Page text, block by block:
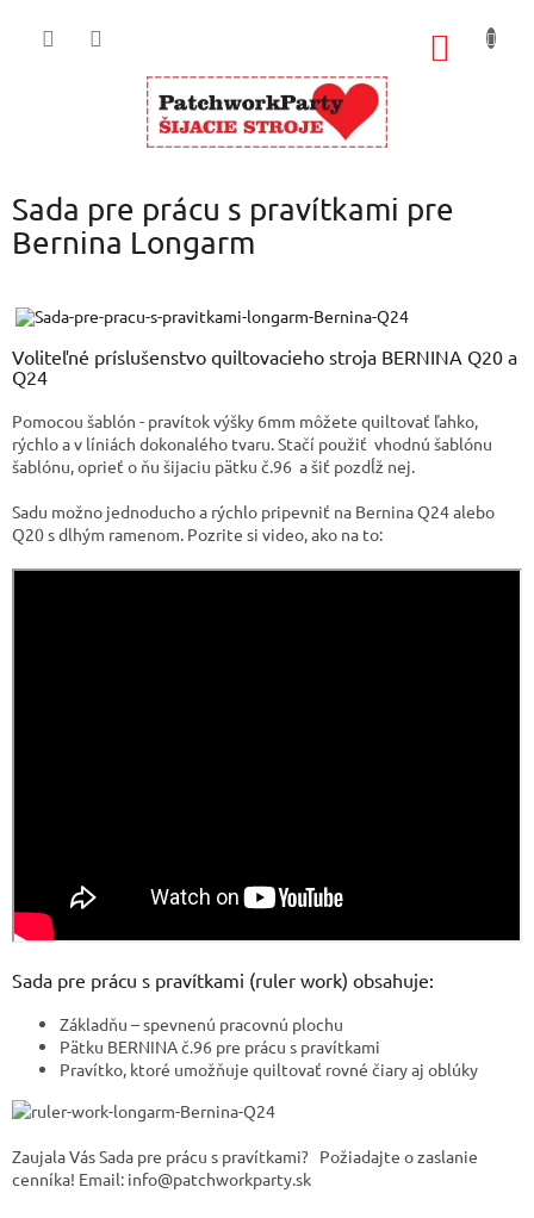
Sada pre prácu s pravítkami pre
Bernina Longarm
Voliteľné príslušenstvo quiltovacieho stroja BERNINA Q20 a
Q24
Pomocou šablón - pravítok výšky 6mm môžete quiltovať ľahko,
rýchlo a v líniách dokonalého tvaru. Stačí použiť vhodnú šablónu
šablónu, oprieť o ňu šijaciu pätku č.96 a šiť pozdĺž nej.
Sadu možno jednoducho a rýchlo pripevniť na Bernina Q24 alebo
Q20 s dlhým ramenom. Pozrite si video, ako na to:
Sada pre prácu s pravítkami (ruler work) obsahuje:
Základňu – spevnenú pracovnú plochu
Pätku BERNINA č.96 pre prácu s pravítkami
Pravítko, ktoré umožňuje quiltovať rovné čiary aj oblúky
Zaujala Vás Sada pre prácu s pravítkami? Požiadajte o zaslanie
cenníka! Email: info@patchworkparty.sk